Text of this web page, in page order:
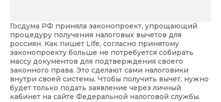
Госдума РФ приняла законопроект, упрощающий
процедуру получения налоговых вычетов для
россиян. Как пишет Life, согласно принятому
законопроекту больше не потребуется собирать
массу документов для подтверждения своего
законного права. Это сделают сами налоговики
внутри своей системы. Чтобы получить вычет, нужно
будет только подать заявление через личный
кабинет на сайте Федеральной налоговой службы.